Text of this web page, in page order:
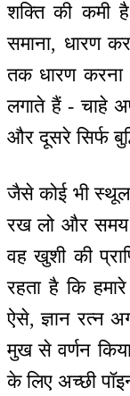
शक्ति की कमी
समाना, धारण
तक धारण
लगाते हैं - चाहे
और दूसरे सिर्फ
जैसे कोई भी स्थूल
रख लो और समय
वह खुशी की
रहता है कि
ऐसे, ज्ञान रत्न
मुख से वर्णन
के लिए अच्छी